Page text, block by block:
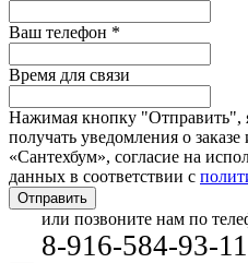
Ваш телефон *
Время для связи
Нажимая кнопку "Отправить",
получать уведомления о
«Сантехбум», согласие на
данных в соответствии с
Отправить
или позвоните нам по
8-916-584-93-11